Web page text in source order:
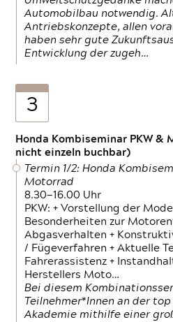
Automobilbau notwendig.
Antriebskonzepte, allen
haben sehr gute
Entwicklung der zugeh…
3
Honda Kombiseminar PKW &
nicht einzeln buchbar)
Termin 1/2: Honda
Motorrad
8.30—16.00 Uhr
PKW: + Vorstellung der
Besonderheiten zur
Abgasverhalten +
/ Fügeverfahren + Aktuelle
Fahrerassistenz +
Herstellers Moto…
Bei diesem
Teilnehmer*Innen an der
Akademie mithilfe einer